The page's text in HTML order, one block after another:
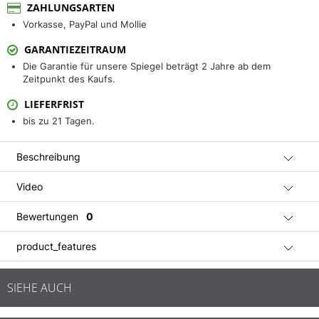
ZAHLUNGSARTEN
Vorkasse, PayPal und Mollie
GARANTIEZEITRAUM
Die Garantie für unsere Spiegel beträgt 2 Jahre ab dem
Zeitpunkt des Kaufs.
LIEFERFRIST
bis zu 21 Tagen.
Beschreibung
Video
Bewertungen 0
product_features
SIEHE AUCH